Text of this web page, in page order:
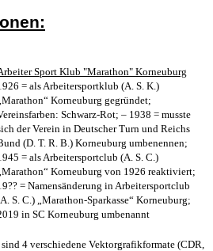
Sport Klub "Marathon" Korneuburg
= als Arbeitersportklub (A. S. K.)
„Marathon“ Korneuburg gegründet;
Schwarz-Rot; – 1938 = musste
der Verein in Deutscher Turn und Reichs
(D. T. R. B.) Korneuburg umbenennen;
= als Arbeitersportclub (A. S. C.)
„Marathon“ Korneuburg von 1926 reaktiviert;
= Namensänderung in Arbeitersportclub
S. C.) „Marathon-Sparkasse“ Korneuburg;
in SC Korneuburg umbenannt
4 verschiedene Vektorgrafikformate (CDR,